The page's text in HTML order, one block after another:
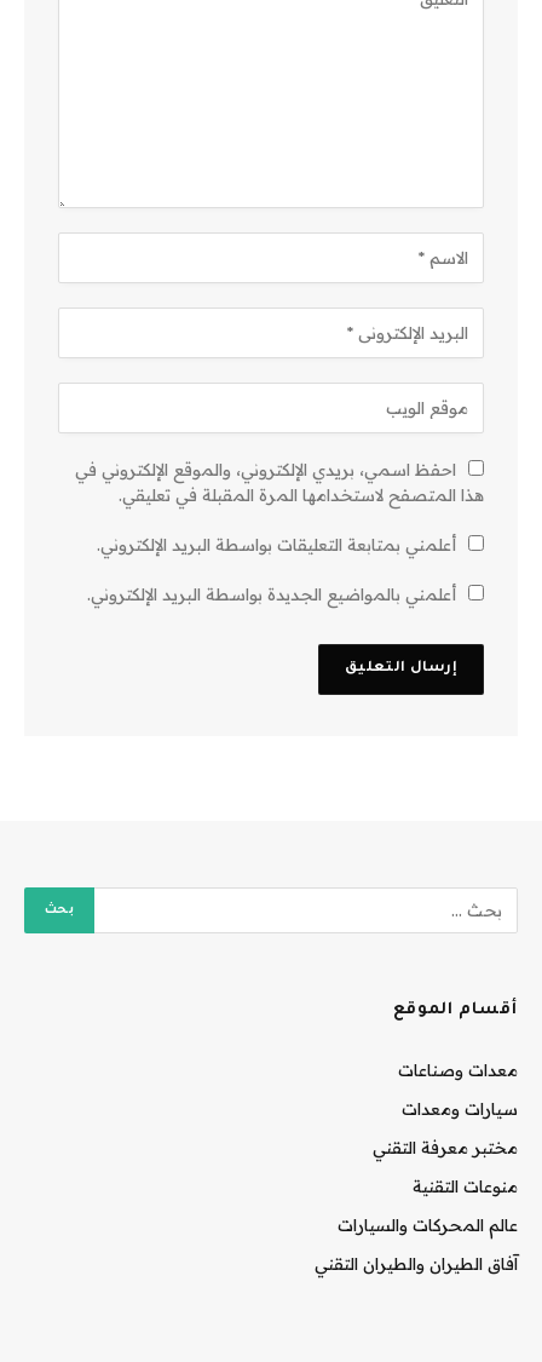
احفظ اسمي، بريدي الإلكتروني، والموقع الإلكتروني في
هذا المتصفح لاستخدامها المرة المقبلة في تعليقي.
أعلمني بمتابعة التعليقات بواسطة البريد الإلكتروني.
أعلمني بالمواضيع الجديدة بواسطة البريد الإلكتروني.
أقسام الموقع
معدات وصناعات
سيارات ومعدات
مختبر معرفة التقني
منوعات التقنية
عالم المحركات والسيارات
آفاق الطيران والطيران التقني